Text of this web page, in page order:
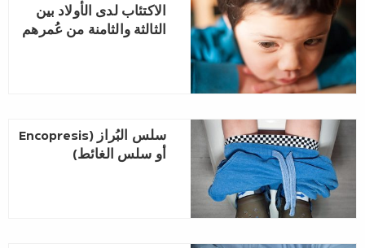
الاكتئاب لدى الأولاد بين
الثالثة والثامنة من عُمرهم
سلس البُراز (Encopresis
أو سلس الغائط)